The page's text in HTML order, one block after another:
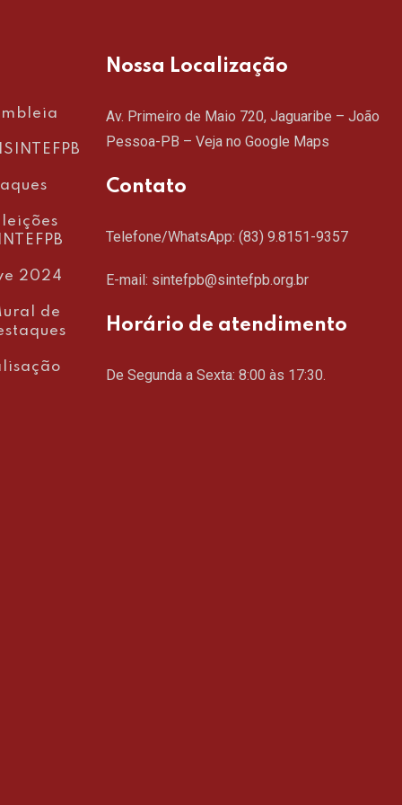
2024
de
Nossa Localização
Av. Primeiro de Maio 720, Jaguaribe – João
Pessoa-PB – Veja no Google Maps
Contato
Telefone/WhatsApp: (83) 9.8151-9357
E-mail: sintefpb@sintefpb.org.br
Horário de atendimento
De Segunda a Sexta: 8:00 às 17:30.